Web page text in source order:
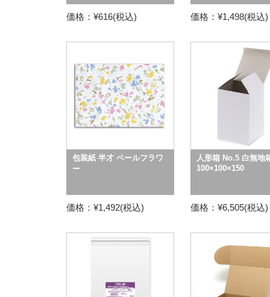
価格：¥616(税込) 価格：¥1,498(税込)
包装紙 半才 ペールフラワ
ー
価格：¥1,492(税込)
人形箱 No.5 白無地
100×100×150
価格：¥6,505(税込)